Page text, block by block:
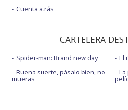
Cuenta atrás
CARTELERA
Spider-man: Brand new day
Buena suerte, pásalo bien, no
mueras
El
La